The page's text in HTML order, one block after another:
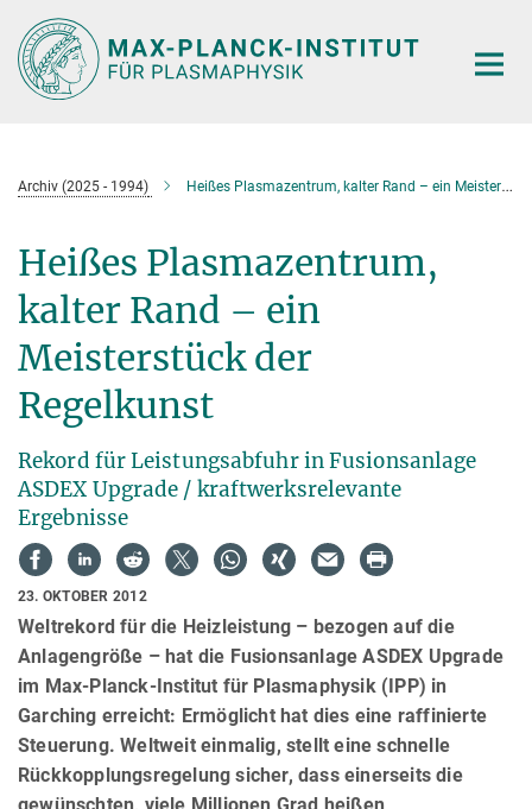
Hauptinhalt
Archiv (2025 - 1994) Heißes Plasmazentrum, kalter Rand – ein Meisterstück der Regelkunst
Heißes Plasmazentrum,
kalter Rand – ein
Meisterstück der
Regelkunst
Rekord für Leistungsabfuhr in Fusionsanlage
ASDEX Upgrade / kraftwerksrelevante
Ergebnisse
23. OKTOBER 2012
Weltrekord für die Heizleistung – bezogen auf die
Anlagengröße – hat die Fusionsanlage ASDEX Upgrade
im Max-Planck-Institut für Plasmaphysik (IPP) in
Garching erreicht: Ermöglicht hat dies eine raffinierte
Steuerung. Weltweit einmalig, stellt eine schnelle
Rückkopplungsregelung sicher, dass einerseits die